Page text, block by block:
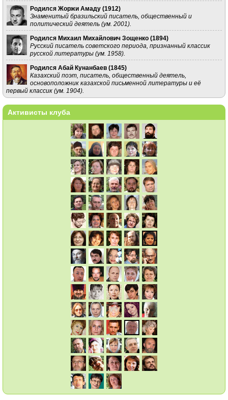
Родился Жоржи Амаду (1912)
Знаменитый бразильский писатель, общественный и
политический деятель (ум. 2001).
Родился Михаил Михайлович Зощенко (1894)
Русский писатель советского периода, признанный классик
русской литературы (ум. 1958).
Родился Абай Кунанбаев (1845)
Казахский поэт, писатель, общественный деятель,
основоположник казахской письменной литературы и её
первый классик (ум. 1904).
Активисты клуба